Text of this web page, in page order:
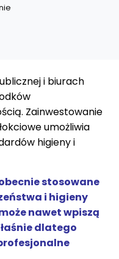
i biurach
Zainwestowanie
umożliwia
higieny i
stosowane
i higieny
nawet wpiszą
dlatego